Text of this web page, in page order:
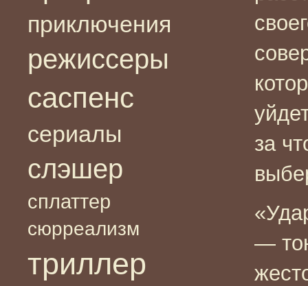
приключения
режиссеры
саспенс
сериалы
слэшер
сплаттер
сюрреализм
триллер
за
—